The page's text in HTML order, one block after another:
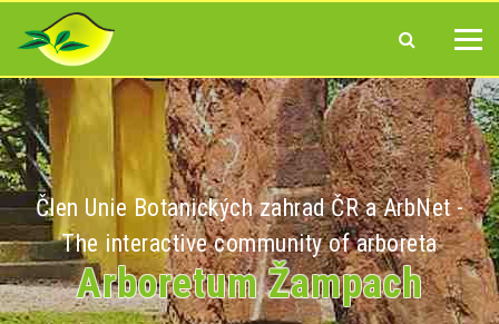
Člen Unie Botanických zahrad ČR a ArbNet -
The interactive community of arboreta
Arboretum Žampach